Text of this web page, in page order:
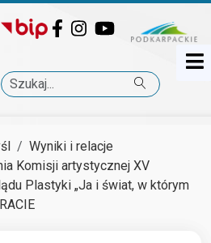
FacebookInstagramYouTube
Wyniki i relacje
Komisji artystycznej XV
Plastyki „Ja i świat, w którym